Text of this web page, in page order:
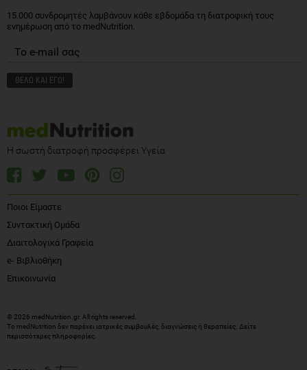
15.000 συνδρομητές λαμβάνουν κάθε εβδομάδα τη διατροφική τους
ενημέρωση από το medNutrition.
Η σωστή διατροφή προσφέρει Υγεία
Ποιοι Είμαστε
Συντακτική Ομάδα
Διαιτολογικά Γραφεία
e- Βιβλιοθήκη
Επικοινωνία
© 2026 medNutrition.gr. All rights reserved.
Το medNutrition δεν παρέχει ιατρικές συμβουλές, διαγνώσεις ή θεραπείες. Δείτε
περισσότερες πληροφορίες